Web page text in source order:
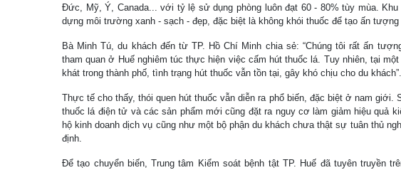
Đức, Mỹ, Ý, Canada... với tỷ lệ sử dụng phòng luôn đạt 60 - 80% tùy mùa.
dựng môi trường xanh - sạch - đẹp, đặc biệt là không khói thuốc để tạo ấn tượng
Bà Minh Tú, du khách đến từ TP. Hồ Chí Minh chia sẻ: “Chúng tôi rất ấn
tham quan ở Huế nghiêm túc thực hiện việc cấm hút thuốc lá. Tuy nhiên, tại một
khát trong thành phố, tình trạng hút thuốc vẫn tồn tại, gây khó chịu cho du khách”.
Thực tế cho thấy, thói quen hút thuốc vẫn diễn ra phổ biến, đặc biệt ở nam giới.
thuốc lá điện tử và các sản phẩm mới cũng đặt ra nguy cơ làm giảm hiệu quả
hộ kinh doanh dịch vụ cũng như một bộ phận du khách chưa thật sự tuân thủ
định.
Để tạo chuyển biến, Trung tâm Kiểm soát bệnh tật TP. Huế đã tuyên truyền